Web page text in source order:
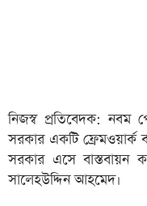
নিজস্ব প্রতিবেদক: নবম
সরকার একটি ফ্রেমওয়ার্ক
সরকার এসে বাস্তবায়ন
সালেহউদ্দিন আহমেদ।